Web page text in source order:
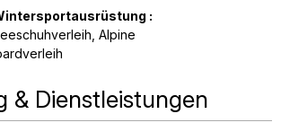
:
Alpine
& Dienstleistungen